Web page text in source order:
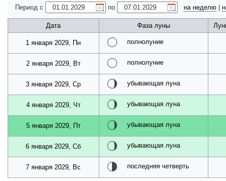
Период с
по на неделю
Дата Фаза луны
1 января 2029, Пн полнолуние
2 января 2029, Вт полнолуние
3 января 2029, Ср убывающая луна
4 января 2029, Чт убывающая луна
5 января 2029, Пт убывающая луна
6 января 2029, Сб убывающая луна
7 января 2029, Вс последняя четверть